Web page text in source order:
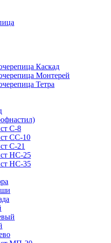
Каскад
Монтерей
Тетра
С-8
СС-10
C-21
НС-25
НС-35